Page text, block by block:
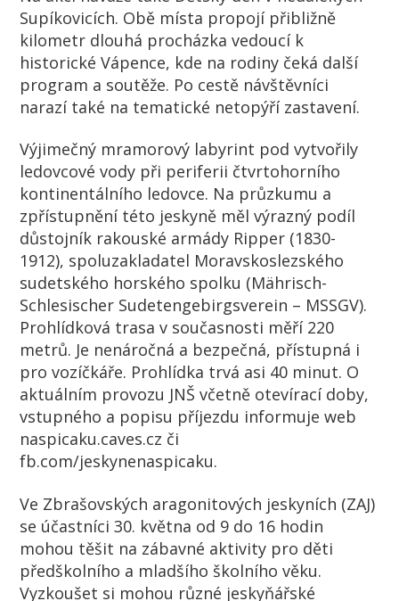
Supíkovicích. Obě místa propojí přibližně
kilometr dlouhá procházka vedoucí k
historické Vápence, kde na rodiny čeká další
program a soutěže. Po cestě návštěvníci
narazí také na tematické netopýří zastavení.
Výjimečný mramorový labyrint pod vytvořily
ledovcové vody při periferii čtvrtohorního
kontinentálního ledovce. Na průzkumu a
zpřístupnění této jeskyně měl výrazný podíl
důstojník rakouské armády Ripper (1830-
1912), spoluzakladatel Moravskoslezského
sudetského horského spolku (Mährisch-
Schlesischer Sudetengebirgsverein – MSSGV).
Prohlídková trasa v současnosti měří 220
metrů. Je nenáročná a bezpečná, přístupná i
pro vozíčkáře. Prohlídka trvá asi 40 minut. O
aktuálním provozu JNŠ včetně otevírací doby,
vstupného a popisu příjezdu informuje web
naspicaku.caves.cz či
fb.com/jeskynenaspicaku.
Ve Zbrašovských aragonitových jeskyních (ZAJ)
se účastníci 30. května od 9 do 16 hodin
mohou těšit na zábavné aktivity pro děti
předškolního a mladšího školního věku.
Vyzkoušet si mohou různé jeskyňářské